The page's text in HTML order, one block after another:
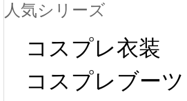
中国旧正月の影
響で2024年2
人気シリーズ
コスプレ衣装
コスプレブーツ